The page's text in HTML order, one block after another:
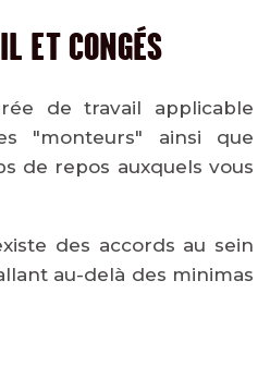
ET CONGÉS
de travail applicable
"monteurs" ainsi que
de repos auxquels vous
des accords au sein
au-delà des minimas